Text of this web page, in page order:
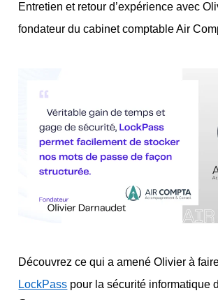
Entretien et retour d’expérience avec
fondateur du cabinet comptable Air
Découvrez ce qui a amené Olivier à
LockPass pour la sécurité informatique